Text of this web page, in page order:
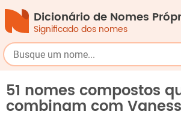
Dicionário de Nomes
Significado dos nomes
51 nomes compostos
combinam com